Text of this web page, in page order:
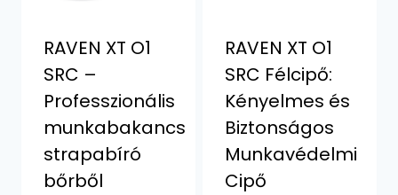
RAVEN XT O1
SRC –
Professzionális
munkabakancs
strapabíró
bőrből
RAVEN XT O1
SRC Félcipő:
Kényelmes és
Biztonságos
Munkavédelmi
Cipő